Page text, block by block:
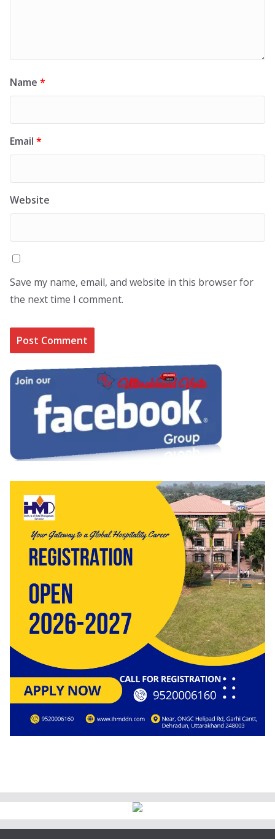
Name *
Email *
Website
Save my name, email, and website in this browser for
the next time I comment.